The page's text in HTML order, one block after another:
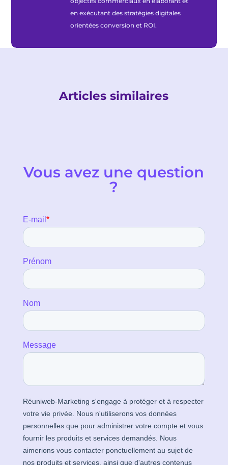
en exécutant des stratégies digitales
orientées conversion et ROI.
Articles similaires
Vous avez une question
?